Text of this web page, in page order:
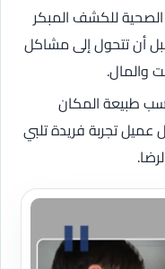
للكشف المبكر
أن تتحول إلى مشاكل
والمال.
طبيعة المكان
عميل تجربة فريدة تلبي